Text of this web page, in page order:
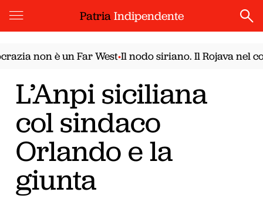
PatriaIndipendente
non è un Far West•Il nodo siriano. Il Rojava nel
L’Anpi siciliana
col sindaco
Orlando e la
giunta